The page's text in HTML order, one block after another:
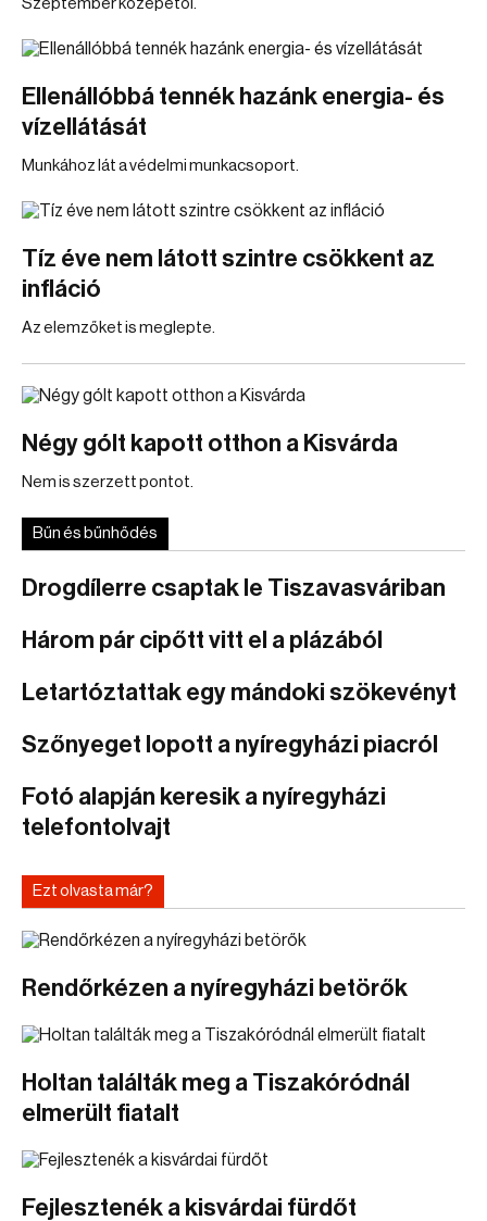
Szeptember közepétől.
Ellenállóbbá tennék hazánk energia- és
vízellátását
Munkához lát a védelmi munkacsoport.
Tíz éve nem látott szintre csökkent az
infláció
Az elemzőket is meglepte.
Négy gólt kapott otthon a Kisvárda
Nem is szerzett pontot.
Bűn és bűnhődés
Drogdílerre csaptak le Tiszavasváriban
Három pár cipőtt vitt el a plázából
Letartóztattak egy mándoki szökevényt
Szőnyeget lopott a nyíregyházi piacról
Fotó alapján keresik a nyíregyházi
telefontolvajt
Ezt olvasta már?
Rendőrkézen a nyíregyházi betörők
Holtan találták meg a Tiszakóródnál
elmerült fiatalt
Fejlesztenék a kisvárdai fürdőt